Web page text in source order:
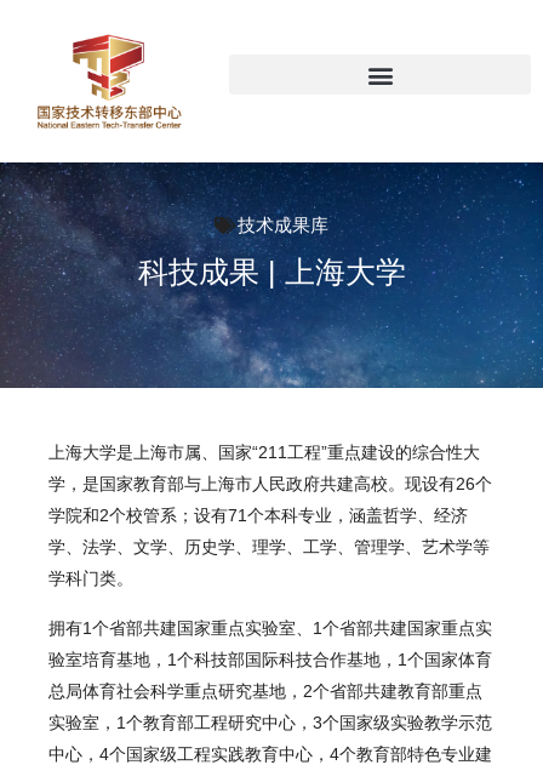
技术成果库
科技成果 | 上海大学
上海大学是上海市属、国家“211工程”重点建设的综合性大
学，是国家教育部与上海市人民政府共建高校。现设有26个
学院和2个校管系；设有71个本科专业，涵盖哲学、经济
学、法学、文学、历史学、理学、工学、管理学、艺术学等
学科门类。
拥有1个省部共建国家重点实验室、1个省部共建国家重点实
验室培育基地，1个科技部国际科技合作基地，1个国家体育
总局体育社会科学重点研究基地，2个省部共建教育部重点
实验室，1个教育部工程研究中心，3个国家级实验教学示范
中心，4个国家级工程实践教育中心，4个教育部特色专业建